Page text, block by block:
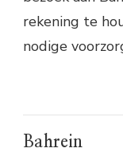
rekening te
nodige
Bahrein